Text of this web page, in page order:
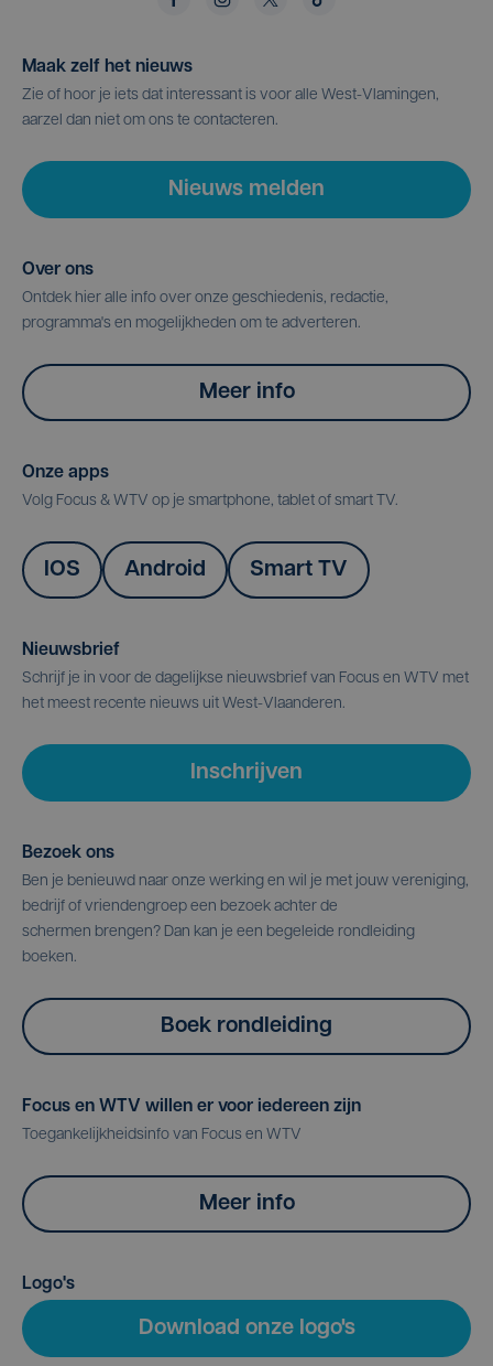
Maak zelf het nieuws
Zie of hoor je iets dat interessant is voor alle West-Vlamingen,
aarzel dan niet om ons te contacteren.
Nieuws melden
Over ons
Ontdek hier alle info over onze geschiedenis, redactie,
programma's en mogelijkheden om te adverteren.
Meer info
Onze apps
Volg Focus & WTV op je smartphone, tablet of smart TV.
IOS Android Smart TV
Nieuwsbrief
Schrijf je in voor de dagelijkse nieuwsbrief van Focus en WTV met
het meest recente nieuws uit West-Vlaanderen.
Inschrijven
Bezoek ons
Ben je benieuwd naar onze werking en wil je met jouw vereniging,
bedrijf of vriendengroep een bezoek achter de
schermen brengen? Dan kan je een begeleide rondleiding
boeken.
Boek rondleiding
Focus en WTV willen er voor iedereen zijn
Toegankelijkheidsinfo van Focus en WTV
Meer info
Logo's
Download onze logo's